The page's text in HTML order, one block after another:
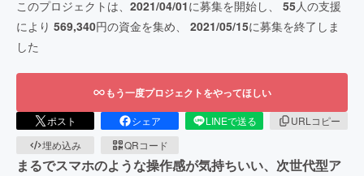
このプロジェクトは、 2021/04/01に募集を開始し、 55人の支援
により 569,340円の資金を集め、 2021/05/15に募集を終了しま
した
もう一度プロジェクトをやってほしい
ポスト シェア LINEで送る
URLコピー
埋め込み
QRコード
まるでスマホのような操作感が気持ちいい、次世代型ア